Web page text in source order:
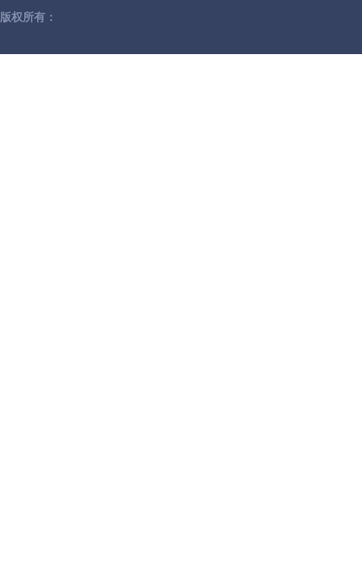
版权所有：